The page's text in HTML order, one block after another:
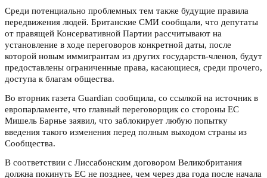
Среди потенциально проблемных тем также будущие правила
передвижения людей. Британские СМИ сообщали, что депутаты
от правящей Консервативной Партии рассчитывают на
установление в ходе переговоров конкретной даты, после
которой новым иммигрантам из других государств-членов, будут
предоставлены ограниченные права, касающиеся, среди прочего,
доступа к благам общества.
Во вторник газета Guardian сообщила, со ссылкой на источник в
европарламенте, что главный переговорщик со стороны ЕС
Мишель Барнье заявил, что заблокирует любую попытку
введения такого изменения перед полным выходом страны из
Сообщества.
В соответствии с Лиссабонским договором Великобритания
должна покинуть ЕС не позднее, чем через два года после начала